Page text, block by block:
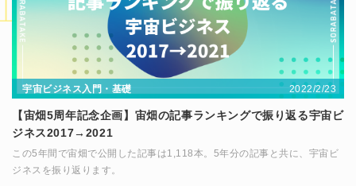
宇宙ビジネス入門・基礎 2022/2/23
【宙畑5周年記念企画】宙畑の記事ランキングで振り返る宇宙ビ
ジネス2017→2021
この5年間で宙畑で公開した記事は1,118本。5年分の記事と共に、宇宙ビ
ジネスを振り返ります。